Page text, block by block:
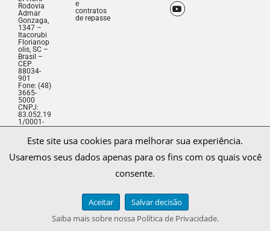
Rodovia
Admar
Gonzaga,
1347 –
Itacorubi
Florianop
olis, SC –
Brasil –
CEP
88034-
901
Fone: (48)
3665-
5000
CNPJ:
83.052.19
1/0001-
62
e
contratos
de repasse
© 1996 - 2026 | Epagri
Este site usa cookies para melhorar sua experiência.
Usaremos seus dados apenas para os fins com os quais você
consente.
Aceitar
Salvar decisão
Saiba mais sobre nossa Política de Privacidade.